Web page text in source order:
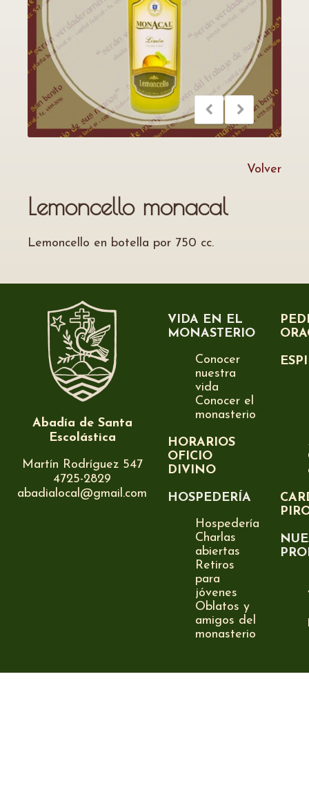
Volver
Lemoncello monacal
Lemoncello en botella por 750 cc.
Abadía de Santa
Escolástica
Martín Rodríguez 547
4725-2829
abadialocal@gmail.com
VIDA EN EL
MONASTERIO
Conocer
nuestra
vida
Conocer el
monasterio
HORARIOS
OFICIO
DIVINO
HOSPEDERÍA
Hospedería
Charlas
abiertas
Retiros
para
jóvenes
Oblatos y
amigos del
monasterio